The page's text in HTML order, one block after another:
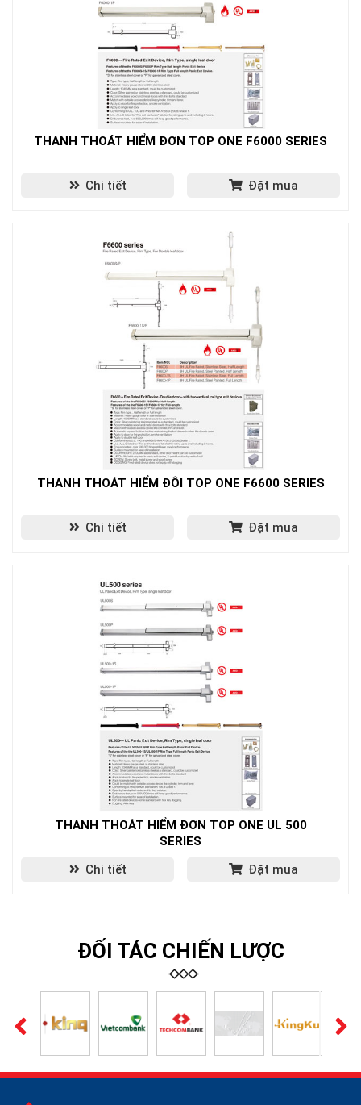
THANH THOÁT HIỂM ĐƠN TOP ONE F6000 SERIES
Chi tiết Đặt mua
THANH THOÁT HIỂM ĐÔI TOP ONE F6600 SERIES
Chi tiết Đặt mua
THANH THOÁT HIỂM ĐƠN TOP ONE UL 500
SERIES
Chi tiết
Đặt mua
ĐỐI TÁC CHIẾN LƯỢC